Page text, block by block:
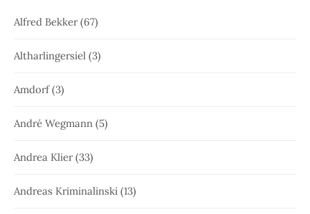
Alfred Bekker(67)
Altharlingersiel (3)
Amdorf(3)
André Wegmann (5)
Andrea Klier(33)
Andreas Kriminalinski (13)